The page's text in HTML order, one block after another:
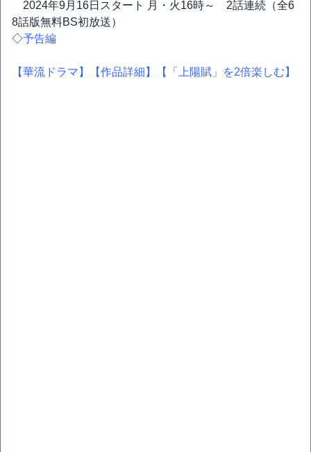
2024年9月16日スタート 月・火16時～ 2話連続（全6
8話版無料BS初放送）
◇予告編
【華流ドラマ】 【作品詳細】 【「上陽賦」を2倍楽しむ】